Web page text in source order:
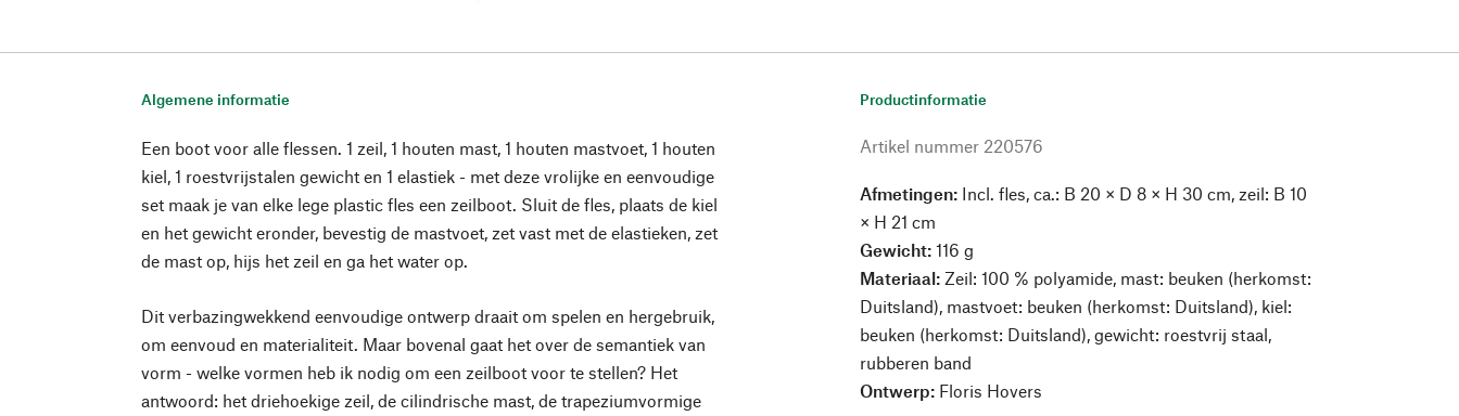
Algemene informatie
Een boot voor alle flessen. 1 zeil, 1 houten mast, 1 houten mastvoet, 1 houten
kiel, 1 roestvrijstalen gewicht en 1 elastiek - met deze vrolijke en eenvoudige
set maak je van elke lege plastic fles een zeilboot. Sluit de fles, plaats de kiel
en het gewicht eronder, bevestig de mastvoet, zet vast met de elastieken, zet
de mast op, hijs het zeil en ga het water op.
Dit verbazingwekkend eenvoudige ontwerp draait om spelen en hergebruik,
om eenvoud en materialiteit. Maar bovenal gaat het over de semantiek van
vorm - welke vormen heb ik nodig om een zeilboot voor te stellen? Het
antwoord: het driehoekige zeil, de cilindrische mast, de trapeziumvormige
Productinformatie
Artikel nummer 220576
Afmetingen: Incl. fles, ca.: B 20 × D 8 × H 30 cm, zeil: B 10
× H 21 cm
Gewicht:116 g
Materiaal: Zeil: 100 % polyamide, mast: beuken (herkomst:
Duitsland), mastvoet: beuken (herkomst: Duitsland), kiel:
beuken (herkomst: Duitsland), gewicht: roestvrij staal,
rubberen band
Ontwerp: Floris Hovers